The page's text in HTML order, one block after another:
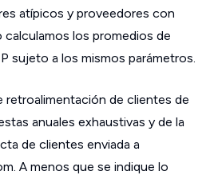
atípicos y proveedores con
calculamos los promedios de
sujeto a los mismos parámetros.
retroalimentación de clientes de
anuales exhaustivas y de la
de clientes enviada a
A menos que se indique lo